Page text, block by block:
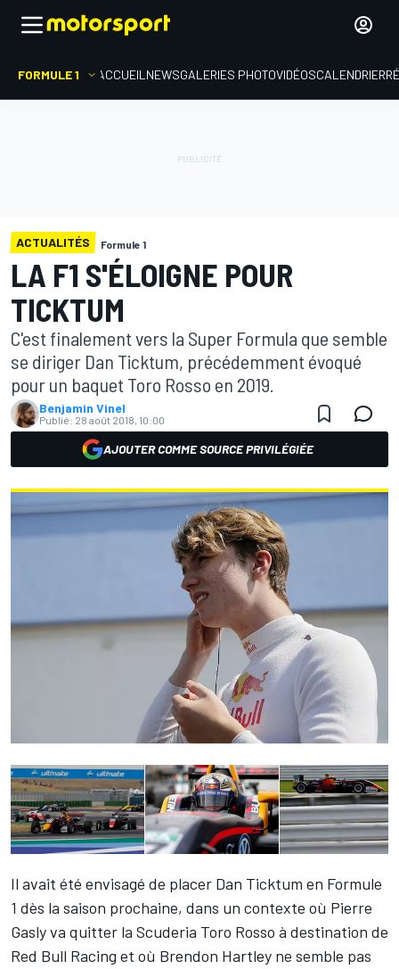
FORMULE 1 ACCUEIL NEWSGALERIES PHOTOVIDÉOSCALENDRIER
ACTUALITÉS Formule 1
LA F1 S'ÉLOIGNE POUR
TICKTUM
C'est finalement vers la Super Formula que semble
se diriger Dan Ticktum, précédemment évoqué
pour un baquet Toro Rosso en 2019.
Benjamin Vinel
Publié: 28 août 2018, 10:00
AJOUTER COMME SOURCE PRIVILÉGIÉE
Il avait été envisagé de placer Dan Ticktum en Formule
1 dès la saison prochaine, dans un contexte où Pierre
Gasly va quitter la Scuderia Toro Rosso à destination de
Red Bull Racing et où Brendon Hartley ne semble pas